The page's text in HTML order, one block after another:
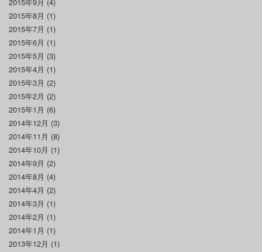
2015年9月 (4)
2015年8月 (1)
2015年7月 (1)
2015年6月 (1)
2015年5月 (3)
2015年4月 (1)
2015年3月 (2)
2015年2月 (2)
2015年1月 (6)
2014年12月 (3)
2014年11月 (8)
2014年10月 (1)
2014年9月 (2)
2014年8月 (4)
2014年4月 (2)
2014年3月 (1)
2014年2月 (1)
2014年1月 (1)
2013年12月 (1)